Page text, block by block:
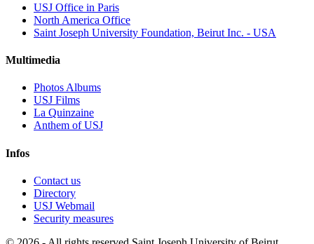
USJ Office in Paris
North America Office
Saint Joseph University Foundation, Beirut Inc. - USA
Multimedia
Photos Albums
USJ Films
La Quinzaine
Anthem of USJ
Infos
Contact us
Directory
USJ Webmail
Security measures